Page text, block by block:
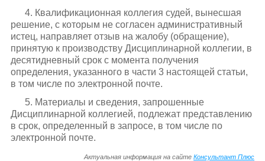
4. Квалификационная коллегия судей, вынесшая
решение, с которым не согласен административный
истец, направляет отзыв на жалобу (обращение),
принятую к производству Дисциплинарной коллегии, в
десятидневный срок с момента получения
определения, указанного в части 3 настоящей статьи,
в том числе по электронной почте.
5. Материалы и сведения, запрошенные
Дисциплинарной коллегией, подлежат представлению
в срок, определенный в запросе, в том числе по
электронной почте.
Актуальная информация на сайтеКонсультант Плюс